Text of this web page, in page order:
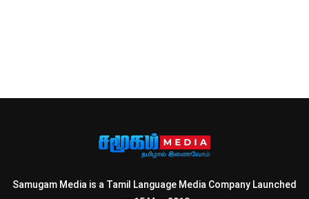
Samugam Media is a Tamil Language Media Company Launched